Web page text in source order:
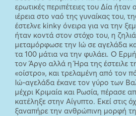
ερωτικές περιπέτειες του Δία
ιέρεια στο ναό της γυναίκας του,
έστελνε kinky όνειρα για να την
ήταν κοντά στον στόχο του, η
μεταμόρφωσε την Ιώ σε αγελάδα
τα 100 μάτια να την φυλάει. Ο
τον Άργο αλλά η Ήρα της έστειλε
«οίστρο», και τρελαμένη από τον
Ιώ-αγελάδα έκανε τον γύρο των
μέχρι Κριμαία και Ρωσία, πέρασε
κατέληξε στην Αίγυπτο. Εκεί στις
ξαναπήρε την ανθρώπινη μορφή